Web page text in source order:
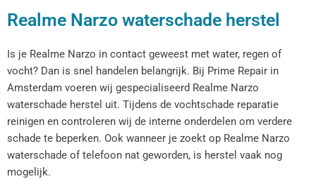
Realme Narzo waterschade herstel
Is je Realme Narzo in contact geweest met water, regen of
vocht? Dan is snel handelen belangrijk. Bij Prime Repair in
Amsterdam voeren wij gespecialiseerd Realme Narzo
waterschade herstel uit. Tijdens de vochtschade reparatie
reinigen en controleren wij de interne onderdelen om verdere
schade te beperken. Ook wanneer je zoekt op Realme Narzo
waterschade of telefoon nat geworden, is herstel vaak nog
mogelijk.